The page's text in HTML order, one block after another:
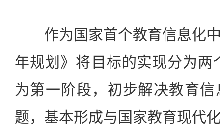
作为国家首个教育信息化中
年规划》将目标的实现分为两
为第一阶段，初步解决教育
题，基本形成与国家教育现代